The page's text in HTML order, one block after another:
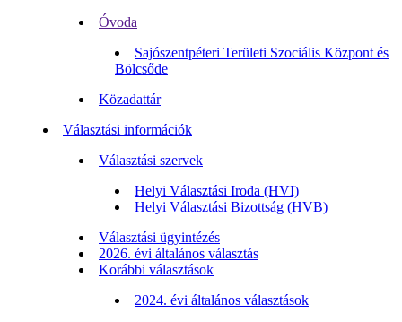
Óvoda
Sajószentpéteri Területi Szociális Központ és
Bölcsőde
Közadattár
Választási információk
Választási szervek
Helyi Választási Iroda (HVI)
Helyi Választási Bizottság (HVB)
Választási ügyintézés
2026. évi általános választás
Korábbi választások
2024. évi általános választások